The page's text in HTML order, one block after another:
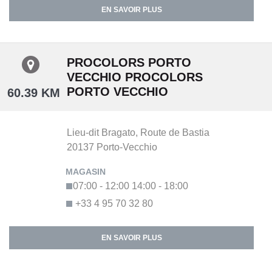
EN SAVOIR PLUS
60.39 KM
PROCOLORS PORTO
VECCHIO PROCOLORS
PORTO VECCHIO
Lieu-dit Bragato, Route de Bastia
20137 Porto-Vecchio
+33 4 95 70 32 80
07:00 - 12:00 14:00 - 18:00
EN SAVOIR PLUS